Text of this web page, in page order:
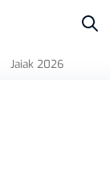
Jaiak 2026